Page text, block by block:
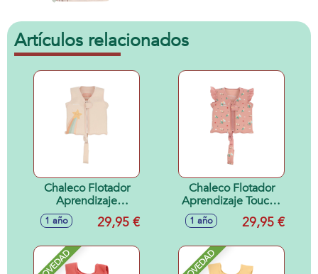
Artículos relacionados
Chaleco Flotador
Aprendizaje
Starlight 1-2 años
1 año 29,95 €
Chaleco Flotador
Aprendizaje Toucan
1-2 años
1 año 29,95 €
NOVEDAD NOVEDAD